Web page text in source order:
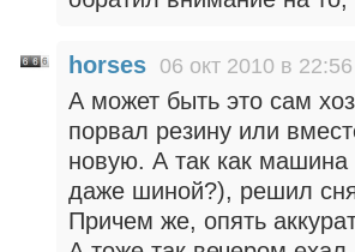
horses 06 окт 2010 в 22:56
А может быть это сам
порвал резину или
новую. А так как машина
даже шиной?), решил
Причем же, опять